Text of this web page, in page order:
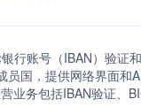
行账号（IBAN）验证
员国，提供网络界面和
业务包括IBAN验证、